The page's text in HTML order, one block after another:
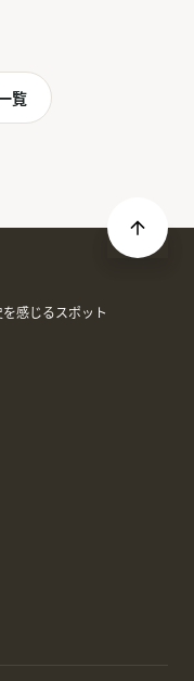
覧
感じるスポット